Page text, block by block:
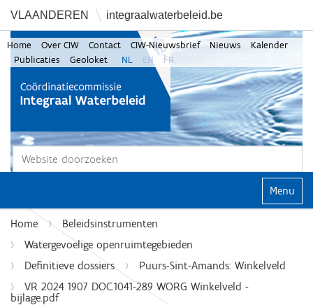
VLAANDEREN integraalwaterbeleid.be
Zoek
Home Over CIW Contact CIW-Nieuwsbrief Nieuws
Kalender
Publicaties
Geoloket NL EN FR
Klap
Home
Beleidsinstrumenten
Watergevoelige openruimtegebieden
Definitieve dossiers
Puurs-Sint-Amands: Winkelveld
VR 2024 1907 DOC.1041-289 WORG Winkelveld -
bijlage.pdf